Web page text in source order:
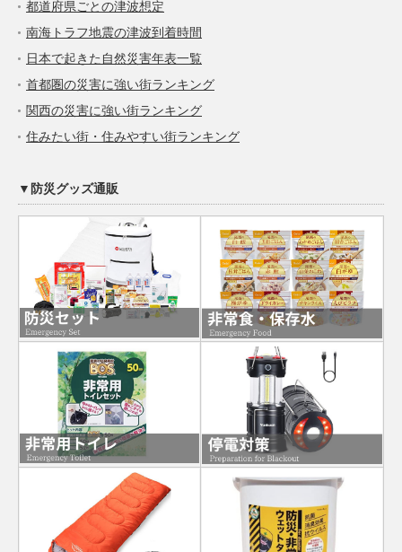
都道府県ごとの津波想定
南海トラフ地震の津波到着時間
日本で起きた自然災害年表一覧
首都圏の災害に強い街ランキング
関西の災害に強い街ランキング
住みたい街・住みやすい街ランキング
▼防災グッズ通販